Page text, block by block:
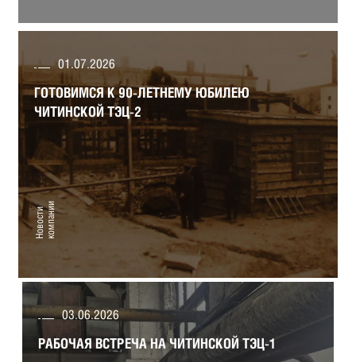
Готовимся к 90-летнему юбилею Читинской
ТЭЦ-2.
Страницы истории ПАО «ТГК-14».
01.07.2026
ГОТОВИМСЯ К 90-ЛЕТНЕМУ ЮБИЛЕЮ
ЧИТИНСКОЙ ТЭЦ-2
Н
о
в
о
с
т
и
к
о
м
п
а
н
ии
Рабочая встреча на Читинской ТЭЦ-1
03.06.2026
РАБОЧАЯ ВСТРЕЧА НА ЧИТИНСКОЙ ТЭЦ-1